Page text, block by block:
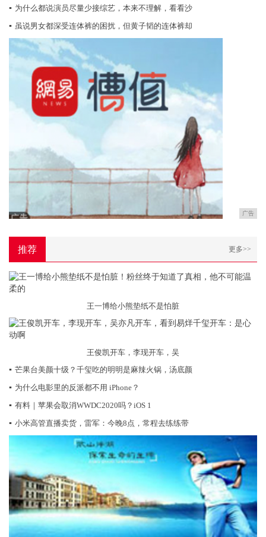
▪ 为什么都说演员尽量少接综艺，本来不理解，看看沙
▪ 虽说男女都深受连体裤的困扰，但黄子韬的连体裤却
广告
推荐 更多>>
王一博给小熊垫纸不是怕脏
王俊凯开车，李现开车，吴
▪ 芒果台美颜十级？千玺吃的明明是麻辣火锅，汤底颜
▪ 为什么电影里的反派都不用 iPhone？
▪ 有料｜苹果会取消WWDC2020吗？iOS 1
▪ 小米高管直播卖货，雷军：今晚8点，常程去练练带